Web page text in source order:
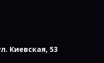
Киевская, 53